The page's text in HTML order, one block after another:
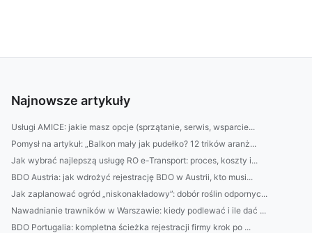
Najnowsze artykuły
Usługi AMICE: jakie masz opcje (sprzątanie, serwis, wsparcie...
Pomysł na artykuł: „Balkon mały jak pudełko? 12 trików aranż...
Jak wybrać najlepszą usługę RO e-Transport: proces, koszty i...
BDO Austria: jak wdrożyć rejestrację BDO w Austrii, kto musi...
Jak zaplanować ogród „niskonakładowy”: dobór roślin odpornyc...
Nawadnianie trawników w Warszawie: kiedy podlewać i ile dać ...
BDO Portugalia: kompletna ścieżka rejestracji firmy krok po ...